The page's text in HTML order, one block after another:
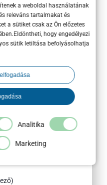
a weboldal használatának
releváns tartalmakat és
a sütiket csak az Ön előzetes
hogy engedélyezi
sütik letiltása befolyásolhatja
Analitika
Marketing
valósul meg a